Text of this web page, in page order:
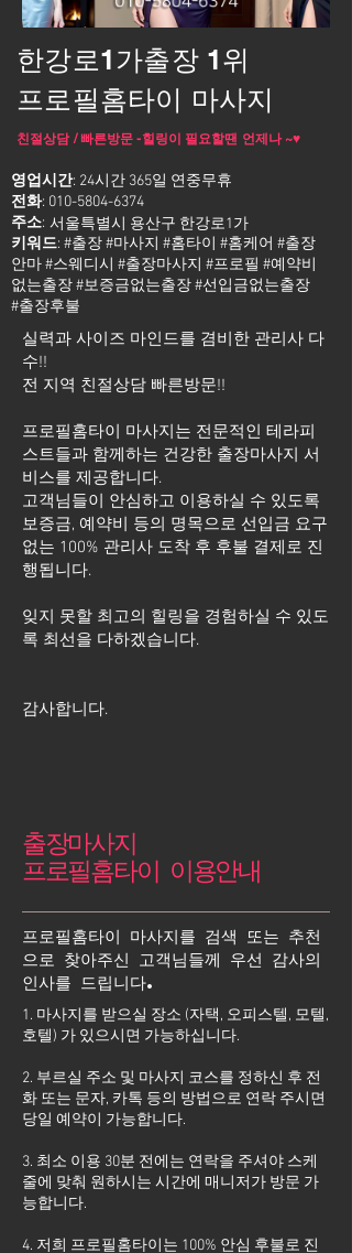
한강로1가출장 1위
프로필홈타이 마사지
친절상담 / 빠른방문 -힐링이 필요할땐 언제나 ~♥
영업시간: 24시간 365일 연중무휴
전화: 010-5804-6374
주소:
키워드: #출장 #마사지 #홈타이 #홈케어 #출장
안마 #스웨디시 #출장마사지 #프로필 #예약비
없는출장 #보증금없는출장 #선입금없는출장
#출장후불
서울특별시 용산구 한강로1가
실력과 사이즈 마인드를 겸비한 관리사 다
수!!
전 지역 친절상담 빠른방문!!
프로필홈타이 마사지는 전문적인 테라피
스트들과 함께하는 건강한 출장마사지 서
비스를 제공합니다.
고객님들이 안심하고 이용하실 수 있도록
보증금, 예약비 등의 명목으로 선입금 요구
없는 100% 관리사 도착 후 후불 결제로 진
행됩니다.
잊지 못할 최고의 힐링을 경험하실 수 있도
록 최선을 다하겠습니다.
​감사합니다.
출장마사지
프로필홈타이 이용안내
프로필홈타이 마사지를 검색 또는 추천
으로 찾아주신 고객님들께 우선 감사의
인사를 드립니다.
1. 마사지를 받으실 장소 (자택, 오피스텔, 모텔,
호텔) 가 있으시면 가능하십니다.
2. 부르실 주소 및 마사지 코스를 정하신 후 전
화 또는 문자, 카톡 등의 방법으로 연락 주시면
당일 예약이 가능합니다.
3. 최소 이용 30분 전에는 연락을 주셔야 스케
줄에 맞춰 원하시는 시간에 매니저가 방문 가
능합니다.
4. 저희 프로필홈타이는 100% 안심 후불로 진